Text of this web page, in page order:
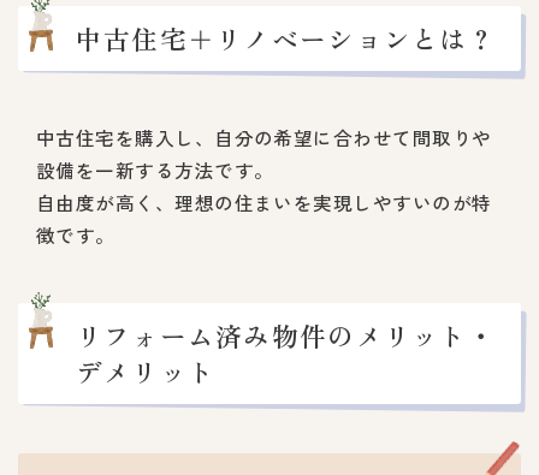
中古住宅＋リノベーションとは？
中古住宅を購入し、自分の希望に合わせて間取りや
設備を一新する方法です。
自由度が高く、理想の住まいを実現しやすいのが特
徴です。
リフォーム済み物件のメリット・
デメリット